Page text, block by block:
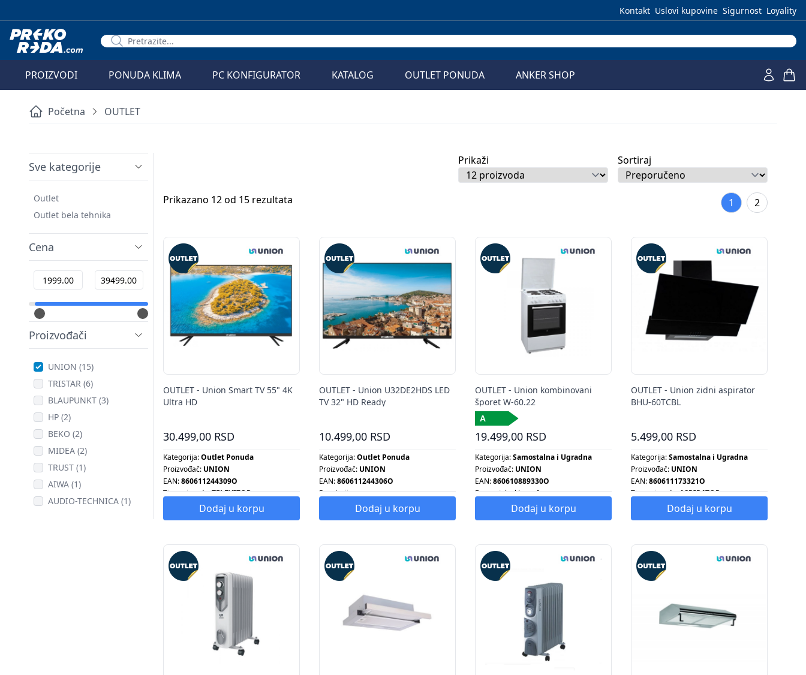
Kontakt Uslovi kupovine Sigurnost Loyality
PROIZVODI PONUDA KLIMA PC KONFIGURATOR KATALOG OUTLET PONUDA ANKER SHOP
Početna OUTLET
Sve kategorije
Outlet
Outlet bela tehnika
Cena
Proizvođači
UNION (15)
TRISTAR (6)
BLAUPUNKT (3)
HP (2)
BEKO (2)
MIDEA (2)
TRUST (1)
AIWA (1)
AUDIO-TECHNICA (1)
Prikaži Sortiraj
Prikazano 12 od 15 rezultata 1 2
OUTLET - Union Smart TV 55" 4K
Ultra HD
30.499,00 RSD
Kategorija:Outlet Ponuda
Proizvođač: UNION
EAN:860611244309O
Tip proizvoda:TELEVIZOR
Dodaj u korpu
OUTLET - Union U32DE2HDS LED
TV 32" HD Ready
10.499,00 RSD
Kategorija:Outlet Ponuda
Proizvođač: UNION
EAN:860611244306O
Rezolucija:
Tip proizvoda:TELEVIZOR
Dodaj u korpu
OUTLET - Union kombinovani
šporet W-60.22
19.499,00 RSD
Kategorija:Samostalna i Ugradna
Proizvođač: UNION
EAN:860610889330O
Energetska klasa:A
Tip proizvoda:ELEKTRIČNI ŠPORET
Dodaj u korpu
OUTLET - Union zidni aspirator
BHU-60TCBL
5.499,00 RSD
Kategorija:Samostalna i Ugradna
Proizvođač: UNION
EAN:860611173321O
Tip proizvoda:ASPIRATOR
Dodaj u korpu